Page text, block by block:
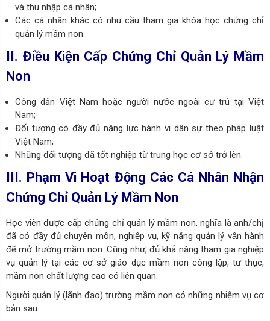
và thu nhập cá nhân;
Các cá nhân khác có nhu cầu tham gia khóa học chứng chỉ
quản lý mầm non.
II. Điều Kiện Cấp Chứng Chỉ Quản Lý Mầm
Non
Công dân Việt Nam hoặc người nước ngoài cư trú tại Việt
Nam;
Đối tượng có đầy đủ năng lực hành vi dân sự theo pháp luật
Việt Nam;
Những đối tượng đã tốt nghiệp từ trung học cơ sở trở lên.
III. Phạm Vi Hoạt Động Các Cá Nhân Nhận
Chứng Chỉ Quản Lý Mầm Non
Học viên được cấp chứng chỉ quản lý mầm non, nghĩa là anh/chị
đã có đầy đủ chuyên môn, nghiệp vụ, kỹ năng quản lý vận hành
để mở trường mầm non. Cũng như, đủ khả năng tham gia nghiệp
vụ quản lý tại các cơ sở giáo dục mầm non công lập, tư thục,
mầm non chất lượng cao có liên quan.
Người quản lý (lãnh đạo) trường mầm non có những nhiệm vụ cơ
bản sau: